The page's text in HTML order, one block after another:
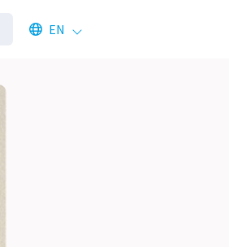
Select an available language
EN